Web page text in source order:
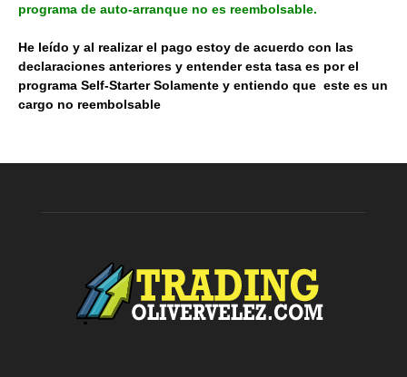
programa de auto-arranque no es reembolsable.
He leído y al realizar el pago estoy de acuerdo con las
declaraciones anteriores y entender esta tasa es por el
programa Self-Starter Solamente y entiendo que este es un
cargo no reembolsable